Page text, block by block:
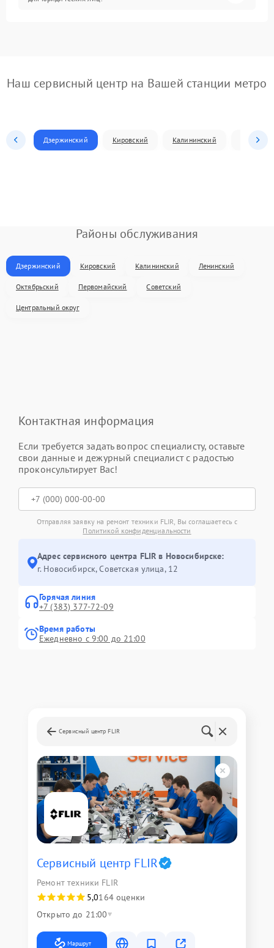
Наш сервисный центр на Вашей станции метро
Дзержинский Кировский Калининский
Районы обслуживания
Дзержинский Кировский Калининский Ленинский
Октябрьский Первомайский Советский
Центральный округ
Контактная информация
Если требуется задать вопрос специалисту, оставьте
свои данные и дежурный специалист с радостью
проконсультирует Вас!
Отправляя заявку на ремонт техники FLIR, Вы соглашаетесь с
Политикой конфиденциальности
Адрес сервисного центра FLIR в Новосибирске:
г. Новосибирск, Советская улица, 12
Горячая линия
+7 (383) 377-72-09
Время работы
Ежедневно с 9:00 до 21:00
Сервисный центр FLIR
Сервисный центр FLIR
Ремонт техники FLIR
5,0164 оценки
Открыто до 21:00
Маршрут